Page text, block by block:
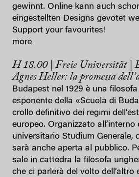
gewinnt. Online kann auch
eingestellten Designs gevotet
Support your favourites!
more
H 18.00 | Freie Universität |
Agnes Heller: la promessa
Budapest nel 1929 è una
esponente della «Scuola di
crollo definitivo dei regimi dell’est
europeo. Organizzato all’interno
universitario Studium Generale,
sarà anche aperta al pubblico.
sale in cattedra la filosofa
che ci parlerà del volto dell’altro